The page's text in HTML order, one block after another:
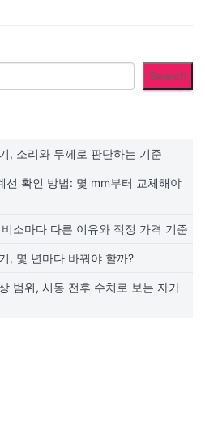
Search
, 소리와 두께로 판단하는 기준
선 확인 방법: 몇 mm부터 교체해야
소마다 다른 이유와 적정 가격 기준
, 몇 년마다 바꿔야 할까?
범위, 시동 전후 수치로 보는 자가